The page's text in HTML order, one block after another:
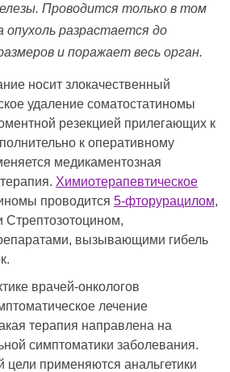
Проводится только в том
опухоль разрастается до
и поражает весь орган.
носит злокачественный
удаление соматостатиномы
резекцией прилегающих к
к оперативному
медикаментозная
Химиотерапевтическое
проводится 5-фторурацилом,
Стрептозотоцином,
вызывающими гибель
врачей-онкологов
лечение
терапия направлена на
симптоматики заболевания.
цели применяются анальгетики